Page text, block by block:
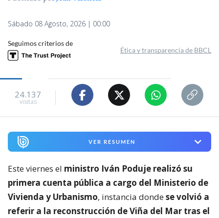
Sábado 08 Agosto, 2026 | 00:00
Seguimos criterios de
Ética y transparencia de BBCL
24.137
visitas
VER RESUMEN
Este viernes el ministro Iván Poduje realizó su
primera cuenta pública a cargo del Ministerio de
Vivienda y Urbanismo, instancia dondese volvió a
referir a la reconstrucción de Viña del Mar tras el